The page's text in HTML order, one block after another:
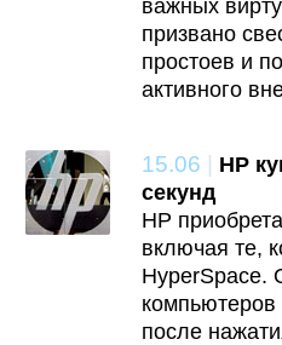
важных
призвано
простоев и
активного
15.06 | HP
секунд
HP
включая те,
HyperSpace.
компьютеров
после